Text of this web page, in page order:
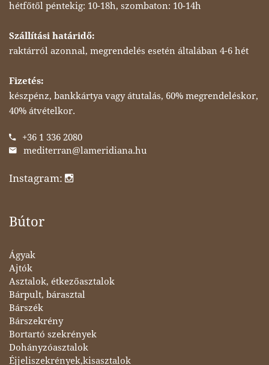
hétfőtől péntekig: 10-18h, szombaton: 10-14h
Szállítási határidő:
raktárról azonnal, megrendelés esetén általában 4-6 hét
Fizetés:
készpénz, bankkártya vagy átutalás, 60% megrendeléskor,
40% átvételkor.
+36 1 336 2080
mediterran@lameridiana.hu
Instagram:
Bútor
Ágyak
Ajtók
Asztalok, étkezőasztalok
Bárpult, bárasztal
Bárszék
Bárszekrény
Bortartó szekrények
Dohányzóasztalok
Éjjeliszekrények,kisasztalok